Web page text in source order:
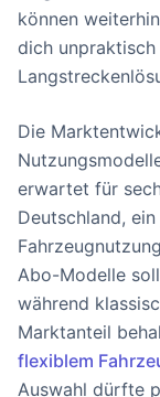
können
dich
Die
erwartet für
Deutschland,
Abo-Modelle
während
Marktanteil
flexiblem
Auswahl dürfte